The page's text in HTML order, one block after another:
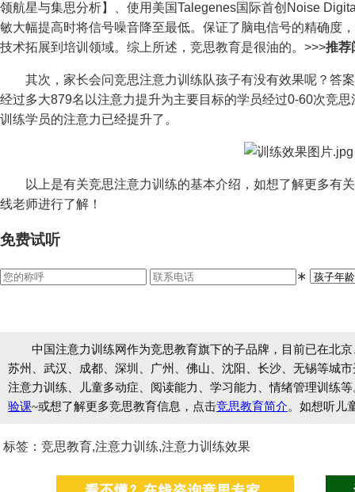
领航星与集思分析】、使用美国Talegenes国际首创Noise
敏大幅提高时将信号噪音降至最低。保证了脑电信号的精确度
技术拓展到培训领域。综上所述，竞思教育是很油的。>>>推荐
其次，家长会问竞思注意力训练队孩子有没有效果呢？答
经过多大879名以注意力提升为主要目标的学员经过0-60次竞
训练学员的注意力已经提升了。
以上是有关竞思注意力训练的基本介绍，如想了解更多有
线老师进行了解！
免费试听
∗
中国注意力训练网作为竞思教育旗下的子品牌，目前已在北
苏州、武汉、成都、深圳、广州、佛山、沈阳、长沙、无锡等城
注意力训练、儿童多动症、阅读能力、学习能力、情绪管理训练
验课~或想了解更多竞思教育信息，点击竞思教育简介。如想听儿
标签：竞思教育,注意力训练,注意力训练效果